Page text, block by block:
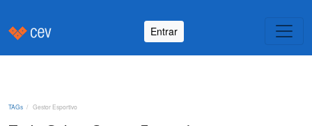
Entrar
TAGs Gestor Esportivo